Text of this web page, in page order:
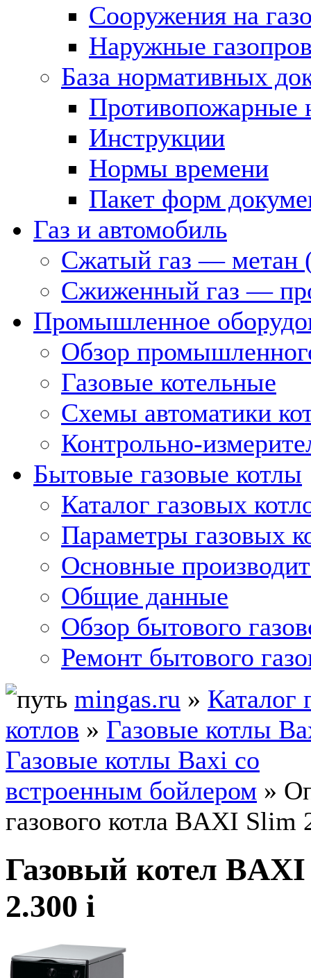
Сооружения на
Наружные
База нормативных
Противопожарные
Инструкции
Нормы времени
Пакет форм
Газ и автомобиль
Сжатый газ — метан
Сжиженный газ —
Промышленное
Обзор
Газовые котельные
Схемы автоматики
Контрольно-
Бытовые газовые котлы
Каталог газовых
Параметры газовых
Основные
Общие данные
Обзор бытового
Ремонт бытового
mingas.ru » Каталог
котлов » Газовые котлы
Газовые котлы Baxi со
встроенным бойлером »
газового котла BAXI Slim
Газовый котел
2.300 i